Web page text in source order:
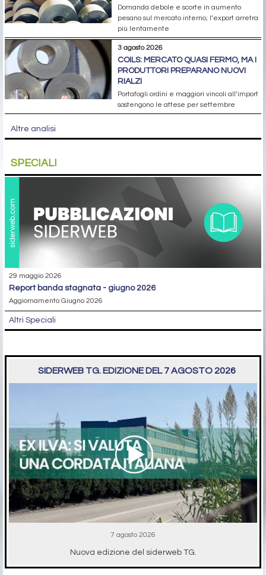
Domanda debole e scorte in aumento
pesano sul mercato interno; l’export arretra
più lentamente
3 agosto 2026
COILS: MERCATO QUASI FERMO, MA I
PRODUTTORI PREPARANO NUOVI
RIALZI
Portafogli ordini e maggiori vincoli all’import
sostengono le attese per settembre
Altre analisi
SPECIALI
29 maggio 2026
report banda stagnata - giugno 2026
Aggiornamento Giugno 2026
Altri Speciali
SIDERWEB TG. EDIZIONE DEL 7 AGOSTO 2026
7 agosto 2026
Nuova edizione del siderweb TG.